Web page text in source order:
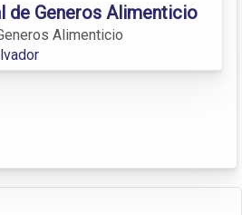
de Generos Alimenticio
Alimenticio